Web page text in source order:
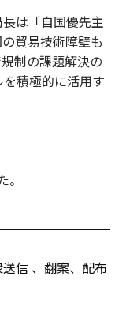
は「自国優先主
貿易技術障壁も
制の課題解決の
積極的に活用す
信 、翻案、配布